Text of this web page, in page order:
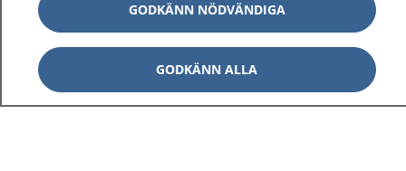
Om 1177 Visa
Kontakt Visa
GODKÄNN NÖDVÄNDIGA
GODKÄNN ALLA